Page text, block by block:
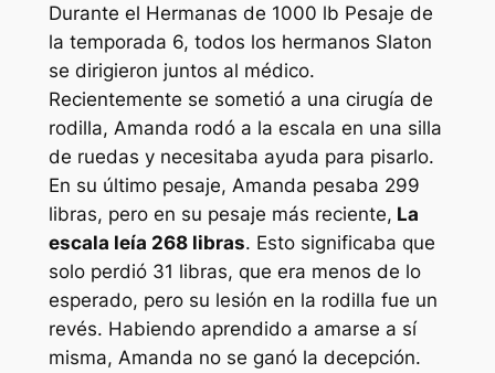
Durante el Hermanas de 1000 lb Pesaje de
la temporada 6, todos los hermanos Slaton
se dirigieron juntos al médico.
Recientemente se sometió a una cirugía de
rodilla, Amanda rodó a la escala en una silla
de ruedas y necesitaba ayuda para pisarlo.
En su último pesaje, Amanda pesaba 299
libras, pero en su pesaje más reciente, La
escala leía 268 libras. Esto significaba que
solo perdió 31 libras, que era menos de lo
esperado, pero su lesión en la rodilla fue un
revés. Habiendo aprendido a amarse a sí
misma, Amanda no se ganó la decepción.